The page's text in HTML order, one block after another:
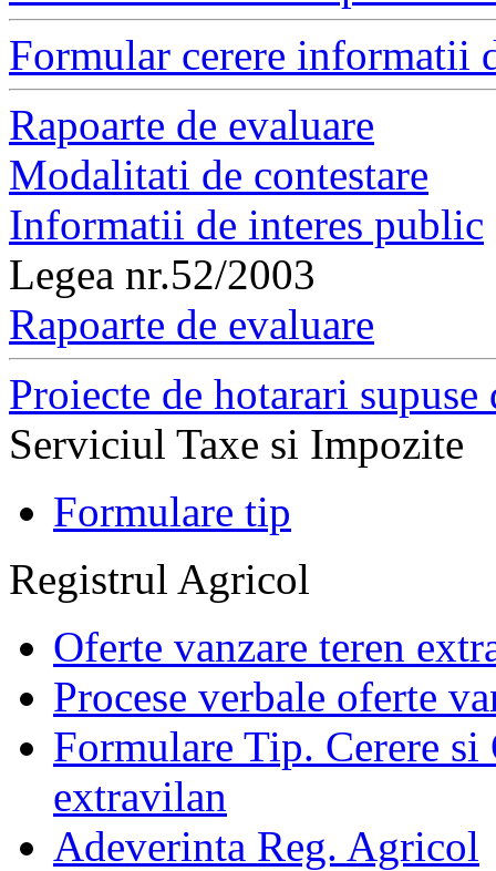
Formular cerere informatii
Rapoarte de evaluare
Modalitati de contestare
Informatii de interes public
Legea nr.52/2003
Rapoarte de evaluare
Proiecte de hotarari
Serviciul Taxe si Impozite
Formulare tip
Registrul Agricol
Oferte vanzare teren
Procese verbale oferte
Formulare Tip. Cerere si
extravilan
Adeverinta Reg. Agricol